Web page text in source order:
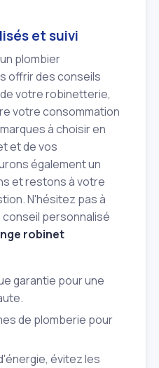
et suivi
plombier
offrir des conseils
votre robinetterie,
votre consommation
à choisir en
et de vos
également un
et restons à votre
N'hésitez pas à
personnalisé
robinet
garantie pour une
de plomberie pour
évitez les